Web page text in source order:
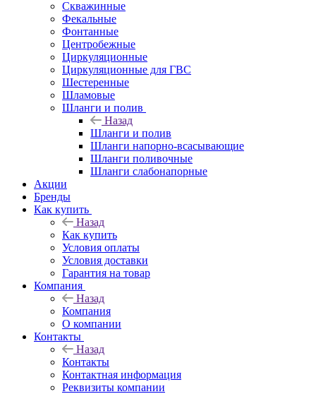
Скважинные
Фекальные
Фонтанные
Центробежные
Циркуляционные
Циркуляционные для ГВС
Шестеренные
Шламовые
Шланги и полив
Назад
Шланги и полив
Шланги напорно-всасывающие
Шланги поливочные
Шланги слабонапорные
Акции
Бренды
Как купить
Назад
Как купить
Условия оплаты
Условия доставки
Гарантия на товар
Компания
Назад
Компания
О компании
Контакты
Назад
Контакты
Контактная информация
Реквизиты компании